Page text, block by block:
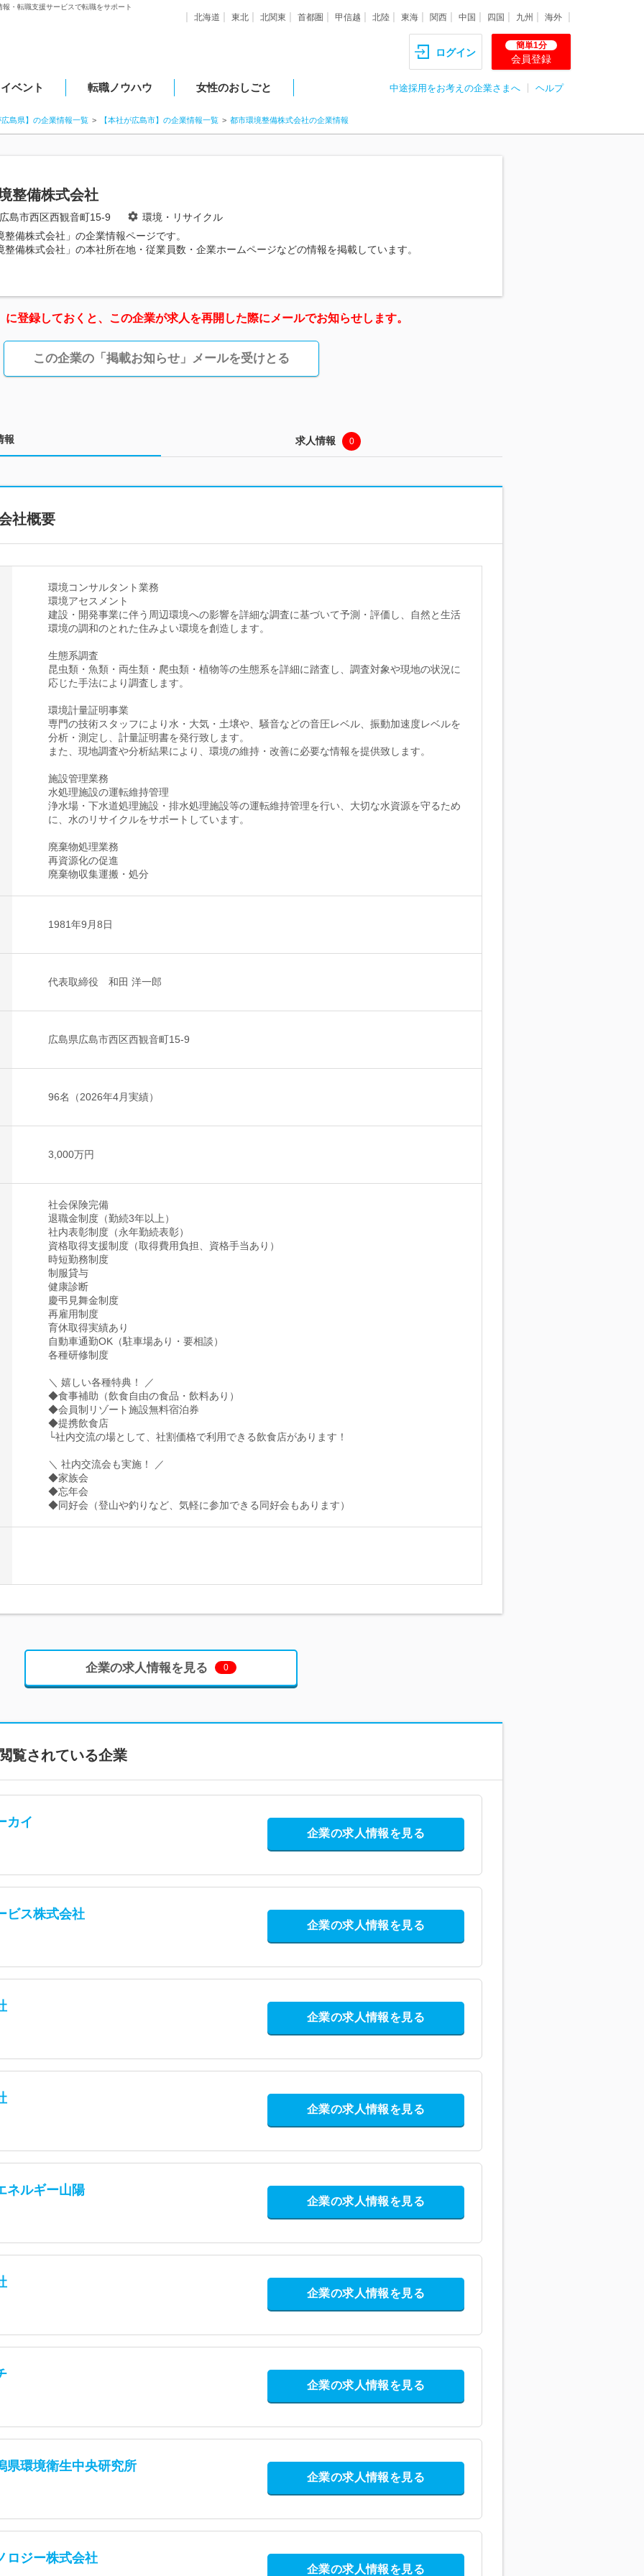
・転職支援サービスで転職をサポート
北海道 東北 北関東 首都圏 甲信越 北陸 東海 関西 中国 四国 九州 海外
ログイン
簡単1分
会員登録
ベント 転職ノウハウ 女性のおしごと 中途採用をお考えの企業さまへ ヘルプ
島県】の企業情報一覧 【本社が広島市】の企業情報一覧 都市環境整備株式会社の企業情報
整備株式会社
島市西区西観音町15-9
環境・リサイクル
整備株式会社」の企業情報ページです。
整備株式会社」の本社所在地・従業員数・企業ホームページなどの情報を掲載しています。
に登録しておくと、この企業が求人を再開した際にメールでお知らせします。
この企業の「掲載お知らせ」メールを受けとる
報 求人情報 0
社概要
環境コンサルタント業務
環境アセスメント
建設・開発事業に伴う周辺環境への影響を詳細な調査に基づいて予測・評価し、自然と生活
環境の調和のとれた住みよい環境を創造します。
生態系調査
昆虫類・魚類・両生類・爬虫類・植物等の生態系を詳細に踏査し、調査対象や現地の状況に
応じた手法により調査します。
環境計量証明事業
専門の技術スタッフにより水・大気・土壌や、騒音などの音圧レベル、振動加速度レベルを
分析・測定し、計量証明書を発行致します。
また、現地調査や分析結果により、環境の維持・改善に必要な情報を提供致します。
施設管理業務
水処理施設の運転維持管理
浄水場・下水道処理施設・排水処理施設等の運転維持管理を行い、大切な水資源を守るため
に、水のリサイクルをサポートしています。
廃棄物処理業務
再資源化の促進
廃棄物収集運搬・処分
1981年9月8日
代表取締役 和田 洋一郎
広島県広島市西区西観音町15-9
96名（2026年4月実績）
3,000万円
社会保険完備
退職金制度（勤続3年以上）
社内表彰制度（永年勤続表彰）
資格取得支援制度（取得費用負担、資格手当あり）
時短勤務制度
制服貸与
健康診断
慶弔見舞金制度
再雇用制度
育休取得実績あり
自動車通勤OK（駐車場あり・要相談）
各種研修制度
＼ 嬉しい各種特典！ ／
◆食事補助（飲食自由の食品・飲料あり）
◆会員制リゾート施設無料宿泊券
◆提携飲食店
└社内交流の場として、社割価格で利用できる飲食店があります！
＼ 社内交流会も実施！ ／
◆家族会
◆忘年会
◆同好会（登山や釣りなど、気軽に参加できる同好会もあります）
企業の求人情報を見る 0
覧されている企業
カイ
企業の求人情報を見る
ビス株式会社
企業の求人情報を見る
企業の求人情報を見る
企業の求人情報を見る
ネルギー山陽
企業の求人情報を見る
企業の求人情報を見る
企業の求人情報を見る
県環境衛生中央研究所
企業の求人情報を見る
ロジー株式会社
企業の求人情報を見る